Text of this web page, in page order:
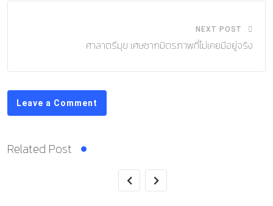
NEXT POST
ศาลาตรีมุข เศษซากมิตรภาพที่ไม่เคยมีอยู่จริง
Leave a Comment
Related Post